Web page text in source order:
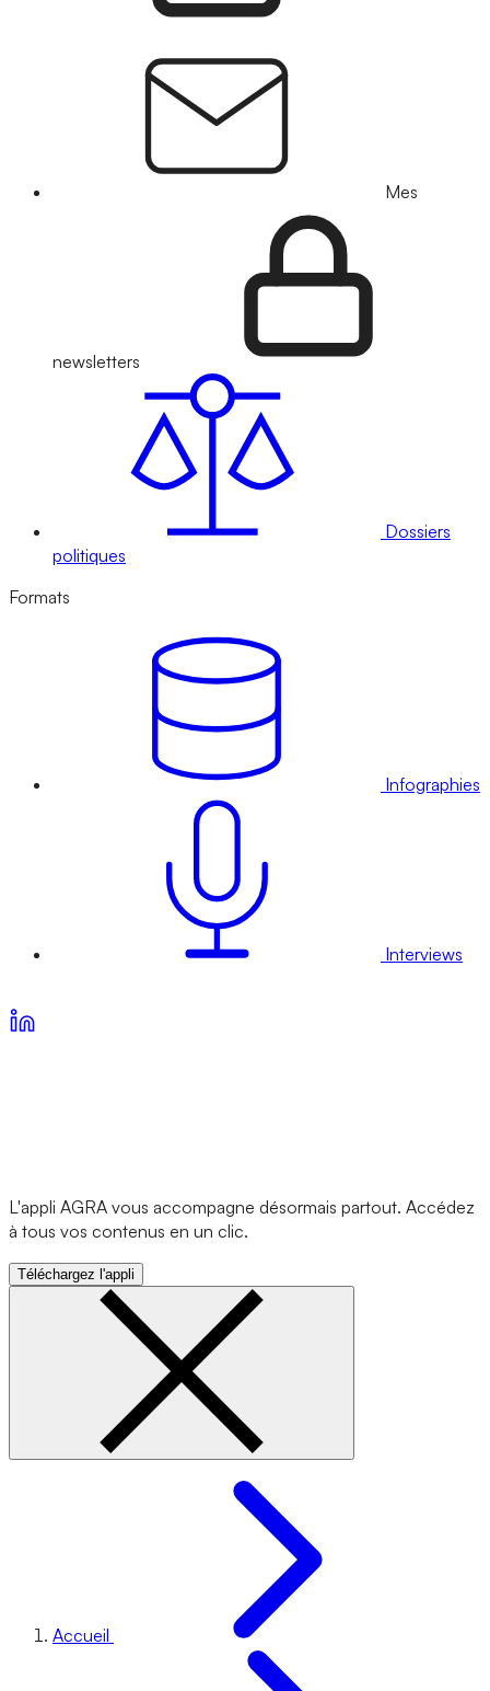
Mes
newsletters
Dossiers
politiques
Formats
Infographies
Interviews
L'appli AGRA vous accompagne désormais partout. Accédez
à tous vos contenus en un clic.
Téléchargez l'appli
Accueil